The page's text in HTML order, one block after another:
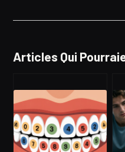
Articles Qui